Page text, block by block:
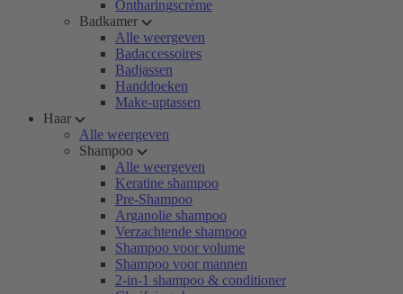
Ontharingscrème
Badkamer
Alle weergeven
Badaccessoires
Badjassen
Handdoeken
Make-uptassen
Haar
Alle weergeven
Shampoo
Alle weergeven
Keratine shampoo
Pre-Shampoo
Arganolie shampoo
Verzachtende shampoo
Shampoo voor volume
Shampoo voor mannen
2-in-1 shampoo & conditioner